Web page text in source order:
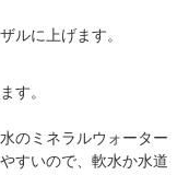
ルに上げます。
す。
のミネラルウォーター
すいので、軟水か水道
ーポン